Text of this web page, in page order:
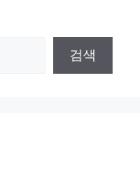
검색